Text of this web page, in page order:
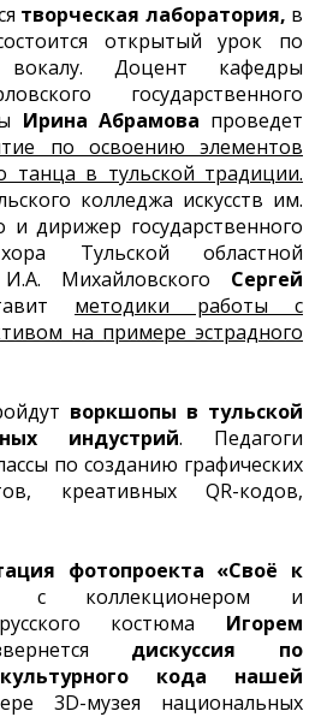
творческая лаборатория, в
открытый урок по
Доцент кафедры
государственного
Ирина Абрамова проведет
по освоению элементов
танца в тульской традиции.
колледжа искусств им.
и дирижер государственного
Тульской областной
Михайловского Сергей
методики работы с
на примере эстрадного
воркшопы в тульской
индустрий. Педагоги
по созданию графических
креативных QR-кодов,
фотопроекта «Своё к
с коллекционером и
костюма Игорем
дискуссия по
кода нашей
3D-музея национальных